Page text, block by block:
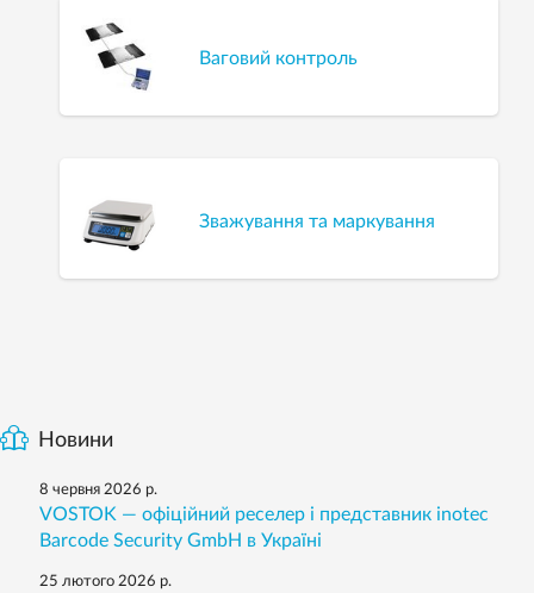
Ваговий контроль
Зважування та маркування
Новини
8 червня 2026 р.
VOSTOK — офіційний реселер і представник inotec
Barcode Security GmbH в Україні
25 лютого 2026 р.